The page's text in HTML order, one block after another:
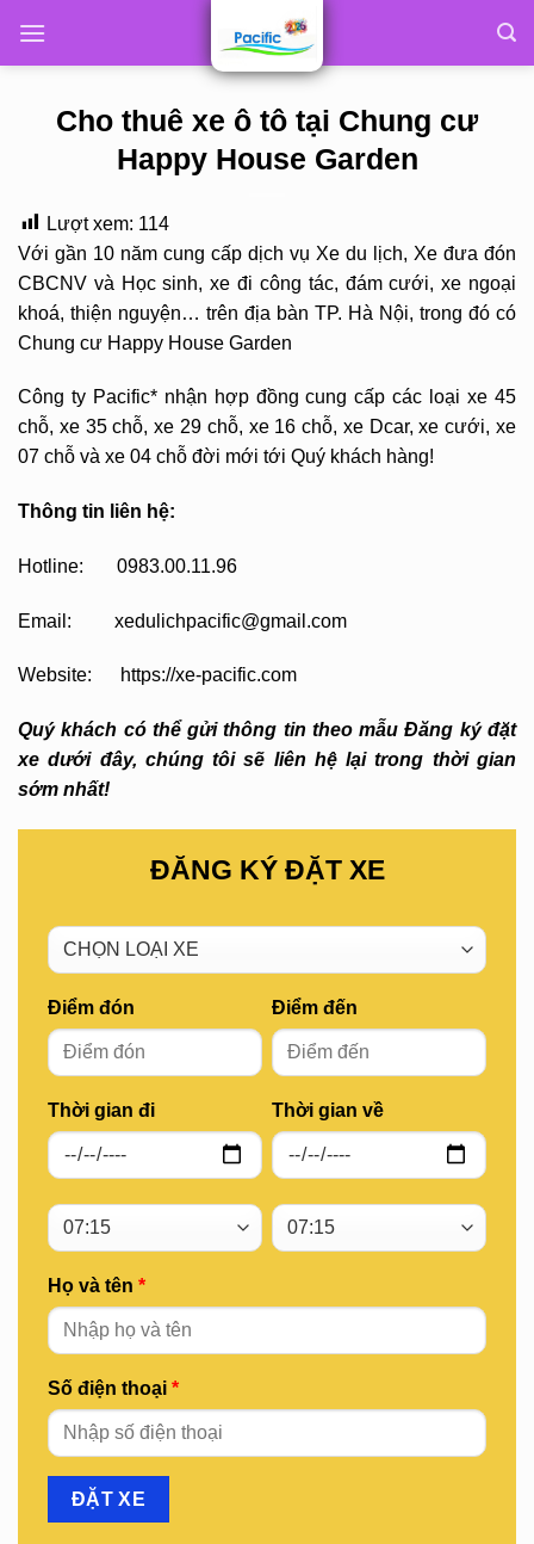
Cho thuê xe ô tô tại Chung cư
Happy House Garden
Lượt xem: 114
Với gần 10 năm cung cấp dịch vụ Xe du lịch, Xe đưa đón
CBCNV và Học sinh, xe đi công tác, đám cưới, xe ngoại
khoá, thiện nguyện… trên địa bàn TP. Hà Nội, trong đó có
Chung cư Happy House Garden
Công ty Pacific* nhận hợp đồng cung cấp các loại xe 45
chỗ, xe 35 chỗ, xe 29 chỗ, xe 16 chỗ, xe Dcar, xe cưới, xe
07 chỗ và xe 04 chỗ đời mới tới Quý khách hàng!
Thông tin liên hệ:
Hotline: 0983.00.11.96
Email: xedulichpacific@gmail.com
Website: https://xe-pacific.com
Quý khách có thể gửi thông tin theo mẫu Đăng ký đặt
xe dưới đây, chúng tôi sẽ liên hệ lại trong thời gian
sớm nhất!
ĐĂNG KÝ ĐẶT XE
Điểm đón
Thời gian đi
Điểm đến
Thời gian về
Họ và tên *
Số điện thoại *